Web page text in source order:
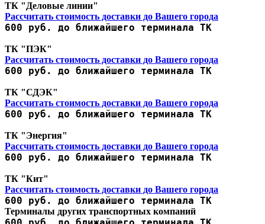
ТК "Деловые линии"
Рассчитать стоимость доставки до Вашего города
600 руб. до ближайшего терминала ТК
ТК "ПЭК"
Рассчитать стоимость доставки до Вашего города
600 руб. до ближайшего терминала ТК
ТК "СДЭК"
Рассчитать стоимость доставки до Вашего города
600 руб. до ближайшего терминала ТК
ТК "Энергия"
Рассчитать стоимость доставки до Вашего города
600 руб. до ближайшего терминала ТК
ТК "Кит"
Рассчитать стоимость доставки до Вашего города
600 руб. до ближайшего терминала ТК
Терминалы других транспортных компаний